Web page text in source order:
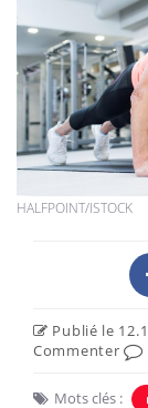
HALFPOINT/ISTOCK
Publié le
Commenter
Mots clés :